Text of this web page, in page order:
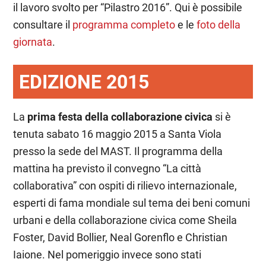
il lavoro svolto per “Pilastro 2016”. Qui è possibile
consultare il programma completoe lefoto della
giornata.
EDIZIONE 2015
La prima festa della collaborazione civica si è
tenuta sabato 16 maggio 2015 a Santa Viola
presso la sede del MAST. Il programma della
mattina ha previsto il convegno “La città
collaborativa” con ospiti di rilievo internazionale,
esperti di fama mondiale sul tema dei beni comuni
urbani e della collaborazione civica come Sheila
Foster, David Bollier, Neal Gorenflo e Christian
Iaione. Nel pomeriggio invece sono stati